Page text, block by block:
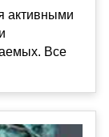
активными
Все